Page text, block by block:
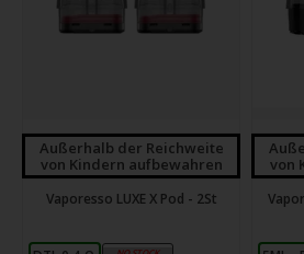
Außerhalb der Reichweite
von Kindern aufbewahren
Vaporesso LUXE X Pod - 2St
von